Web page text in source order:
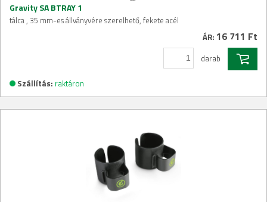
Gravity SA BTRAY 1
tálca , 35 mm-es állványvére szerelhető, fekete acél
ÁR: 16 711 Ft
darab
Szállítás: raktáron